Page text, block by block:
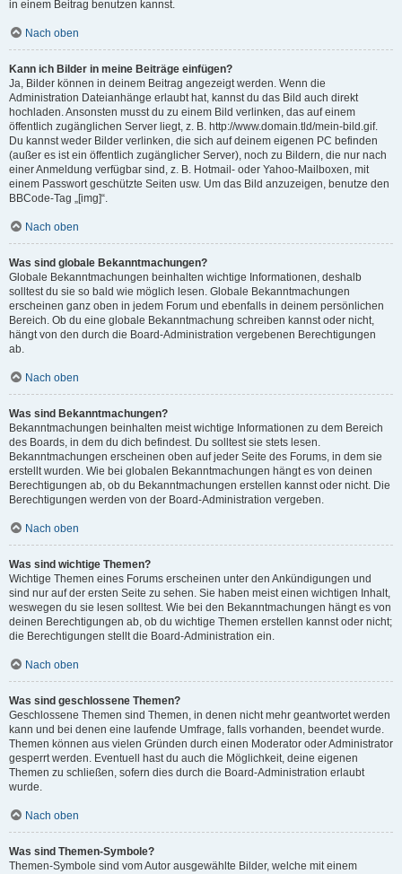
in einem Beitrag benutzen kannst.
Nach oben
Kann ich Bilder in meine Beiträge einfügen?
Ja, Bilder können in deinem Beitrag angezeigt werden. Wenn die
Administration Dateianhänge erlaubt hat, kannst du das Bild auch direkt
hochladen. Ansonsten musst du zu einem Bild verlinken, das auf einem
öffentlich zugänglichen Server liegt, z. B. http://www.domain.tld/mein-bild.gif.
Du kannst weder Bilder verlinken, die sich auf deinem eigenen PC befinden
(außer es ist ein öffentlich zugänglicher Server), noch zu Bildern, die nur nach
einer Anmeldung verfügbar sind, z. B. Hotmail- oder Yahoo-Mailboxen, mit
einem Passwort geschützte Seiten usw. Um das Bild anzuzeigen, benutze den
BBCode-Tag „[img]“.
Nach oben
Was sind globale Bekanntmachungen?
Globale Bekanntmachungen beinhalten wichtige Informationen, deshalb
solltest du sie so bald wie möglich lesen. Globale Bekanntmachungen
erscheinen ganz oben in jedem Forum und ebenfalls in deinem persönlichen
Bereich. Ob du eine globale Bekanntmachung schreiben kannst oder nicht,
hängt von den durch die Board-Administration vergebenen Berechtigungen
ab.
Nach oben
Was sind Bekanntmachungen?
Bekanntmachungen beinhalten meist wichtige Informationen zu dem Bereich
des Boards, in dem du dich befindest. Du solltest sie stets lesen.
Bekanntmachungen erscheinen oben auf jeder Seite des Forums, in dem sie
erstellt wurden. Wie bei globalen Bekanntmachungen hängt es von deinen
Berechtigungen ab, ob du Bekanntmachungen erstellen kannst oder nicht. Die
Berechtigungen werden von der Board-Administration vergeben.
Nach oben
Was sind wichtige Themen?
Wichtige Themen eines Forums erscheinen unter den Ankündigungen und
sind nur auf der ersten Seite zu sehen. Sie haben meist einen wichtigen Inhalt,
weswegen du sie lesen solltest. Wie bei den Bekanntmachungen hängt es von
deinen Berechtigungen ab, ob du wichtige Themen erstellen kannst oder nicht;
die Berechtigungen stellt die Board-Administration ein.
Nach oben
Was sind geschlossene Themen?
Geschlossene Themen sind Themen, in denen nicht mehr geantwortet werden
kann und bei denen eine laufende Umfrage, falls vorhanden, beendet wurde.
Themen können aus vielen Gründen durch einen Moderator oder Administrator
gesperrt werden. Eventuell hast du auch die Möglichkeit, deine eigenen
Themen zu schließen, sofern dies durch die Board-Administration erlaubt
wurde.
Nach oben
Was sind Themen-Symbole?
Themen-Symbole sind vom Autor ausgewählte Bilder, welche mit einem